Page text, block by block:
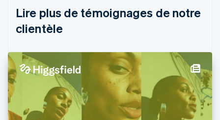
Lire plus de témoignages de notre
clientèle
Brésil
PortuguêsEnglish
Bulgarie
English
Chine continentale
简体中文English
Chypre
English
Croatie
English Italiano